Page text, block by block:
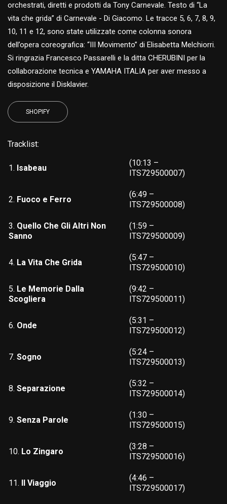
orchestrati, diretti e prodotti da Tony Carnevale. Testo di “La
vita che grida” di Carnevale - Di Giacomo. Le tracce 5, 6, 7, 8, 9,
10, 11 e 12, sono state utilizzate come colonna sonora
dell’opera coreografica: “III Movimento” di Elisabetta Melchiorri.
Si ringrazia Francesco Passarelli e la ditta CHERUBINI per la
collaborazione tecnica e YAMAHA ITALIA per aver messo a
disposizione il Disklavier.
SHOPIFY
Tracklist:
1. Isabeau
(10:13 –
ITS729500007)
2. Fuoco e Ferro
(6:49 –
ITS729500008)
3. Quello Che Gli Altri Non
Sanno
(1:59 –
ITS729500009)
4. La Vita Che Grida
(5:47 –
ITS729500010)
5. Le Memorie Dalla
Scogliera
(9:42 –
ITS729500011)
6. Onde
(5:31 –
ITS729500012)
7. Sogno
(5:24 –
ITS729500013)
8. Separazione
(5:32 –
ITS729500014)
9. Senza Parole
(1:30 –
ITS729500015)
10. Lo Zingaro
(3:28 –
ITS729500016)
11. Il Viaggio
(4:46 –
ITS729500017)